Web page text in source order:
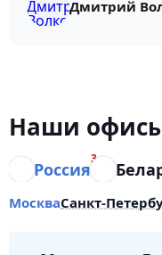
Дмитрий
Наши
Россия
3
МоскваСанкт-